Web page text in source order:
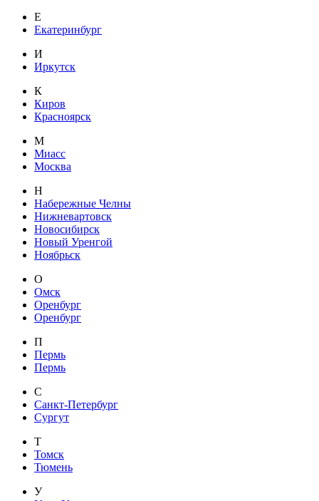
Е
Екатеринбург
И
Иркутск
К
Киров
Красноярск
М
Миасс
Москва
Н
Набережные Челны
Нижневартовск
Новосибирск
Новый Уренгой
Ноябрьск
О
Омск
Оренбург
Оренбург
П
Пермь
Пермь
С
Санкт-Петербург
Сургут
Т
Томск
Тюмень
У